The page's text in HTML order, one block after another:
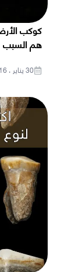
كوكب
هم السبب
30 يناير ، 2016